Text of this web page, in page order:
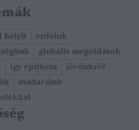
helyit
erdeink
globális megoldások
így építkezz
jövőnkről
madaraink